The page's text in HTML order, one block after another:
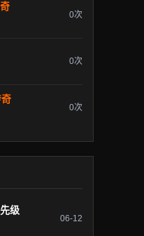
0次
0次
0次
级
06-12